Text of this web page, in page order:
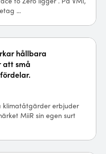
...
hållbara
att små
klimatåtgärder erbjuder
MiiR sin egen surt